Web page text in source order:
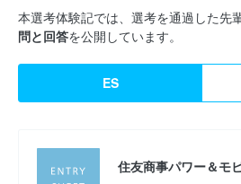
本選考体験記では、選考を通過した先
問と回答を公開しています。
ES
住友商事パワー＆モ